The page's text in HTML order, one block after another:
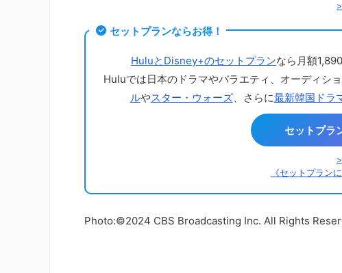
セットプランならお得！
HuluとDisney+のセットプランなら月額
Huluでは日本のドラマやバラエティ、オーディシ
ルやスター・ウォーズ、さらに最新韓国ドラ
セットプラ
《セットプラン
Photo:©2024 CBS Broadcasting Inc. All Rights